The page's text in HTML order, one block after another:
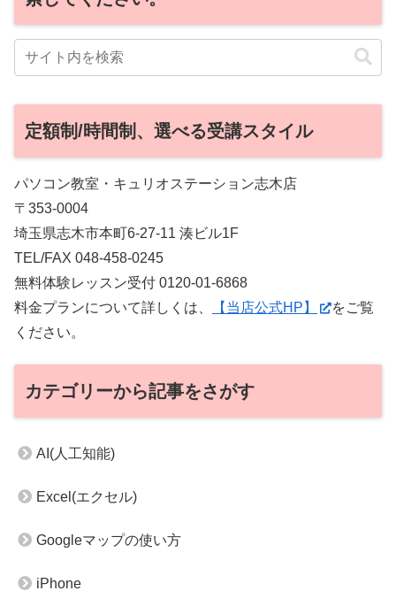
定額制/時間制、選べる受講スタイル
パソコン教室・キュリオステーション志木店
〒353-0004
埼玉県志木市本町6-27-11 湊ビル1F
TEL/FAX 048-458-0245
無料体験レッスン受付 0120-01-6868
料金プランについて詳しくは、
【当店公式HP】
をご覧
ください。
カテゴリーから記事をさがす
AI(人工知能)
Excel(エクセル)
Googleマップの使い方
iPhone